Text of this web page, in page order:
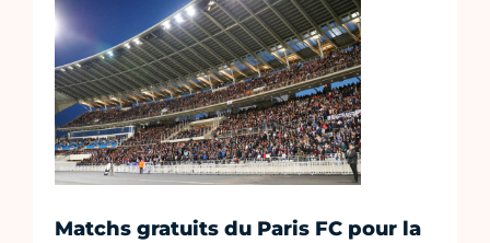
Matchs gratuits du Paris FC pour la